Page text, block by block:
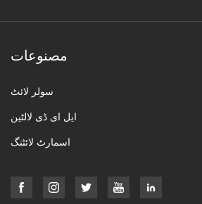
مصنوعات
سولر لائٹ
ایل ای ڈی لالٹین
اسمارٹ لائٹنگ